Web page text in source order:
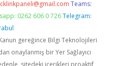
Teams:
0262 606 0 726 Telegram:
Kanun gereğince Bilgi Teknolojileri
onaylanmış bir Yer Sağlayıcı
sitedeki içerikleri proaktif